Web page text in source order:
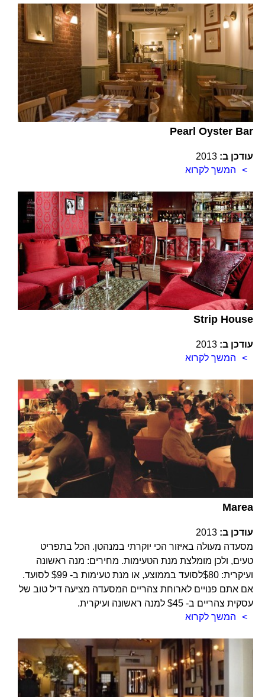
Pearl Oyster Bar
עודכן ב: 2013
המשך לקרוא
Strip House
עודכן ב: 2013
המשך לקרוא
Marea
עודכן ב: 2013
מסעדה מעולה באיזור הכי יוקרתי במנהטן. הכל בתפריט
טעים, ולכן מומלצת מנת הטעימות. מחירים: מנה ראשונה
ועיקרית: $80לסועד בממוצע, או מנת טעימות ב- $99 לסועד.
אם אתם פנויים לארוחת צהריים המסעדה מציעה דיל טוב של
עסקית צהריים ב- $45 למנה ראשונה ועיקרית.
המשך לקרוא